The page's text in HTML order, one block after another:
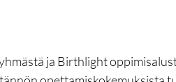
ja Birthlight